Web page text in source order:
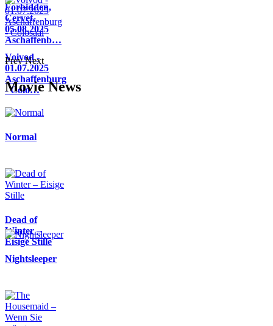
Forbidden,
Cervet,
05.08.2025
Aschaffenb…
Voivod -
01.07.2025
Aschaffenburg
- Colo…
Prev Next
Movie News
Normal
Dead of
Winter –
Eisige Stille
Nightsleeper